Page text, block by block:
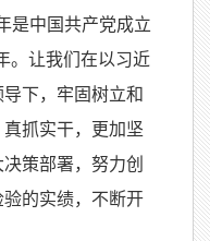
是中国共产党成立
。让我们在以习近
下，牢固树立和
抓实干，更加坚
策部署，努力创
的实绩，不断开